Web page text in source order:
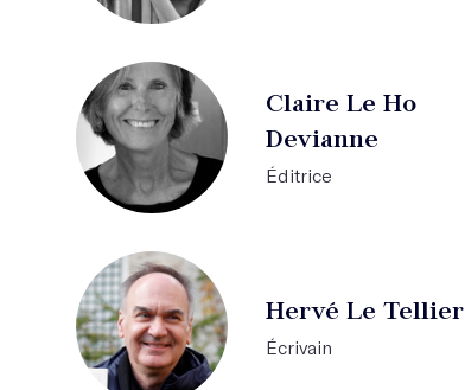
Claire Le Ho
Devianne
Éditrice
Hervé Le Tellier
Écrivain